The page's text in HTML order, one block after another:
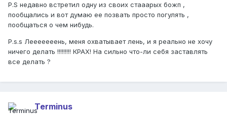
P.S недавно встретил одну из своих стааарых божп ,
пообщались и вот думаю ее позвать просто погулять ,
пообщаться о чем нибудь.
P.s.s Лееееееень, меня охватывает лень, и я реально не хочу
ничего делать !!!!!!!!! КРАХ! На сильно что-ли себя заставлять
все делать ?
Terminus